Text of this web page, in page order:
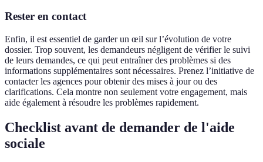
Rester en contact
Enfin, il est essentiel de garder un œil sur l’évolution de votre
dossier. Trop souvent, les demandeurs négligent de vérifier le suivi
de leurs demandes, ce qui peut entraîner des problèmes si des
informations supplémentaires sont nécessaires. Prenez l’initiative de
contacter les agences pour obtenir des mises à jour ou des
clarifications. Cela montre non seulement votre engagement, mais
aide également à résoudre les problèmes rapidement.
Checklist avant de demander de l'aide
sociale